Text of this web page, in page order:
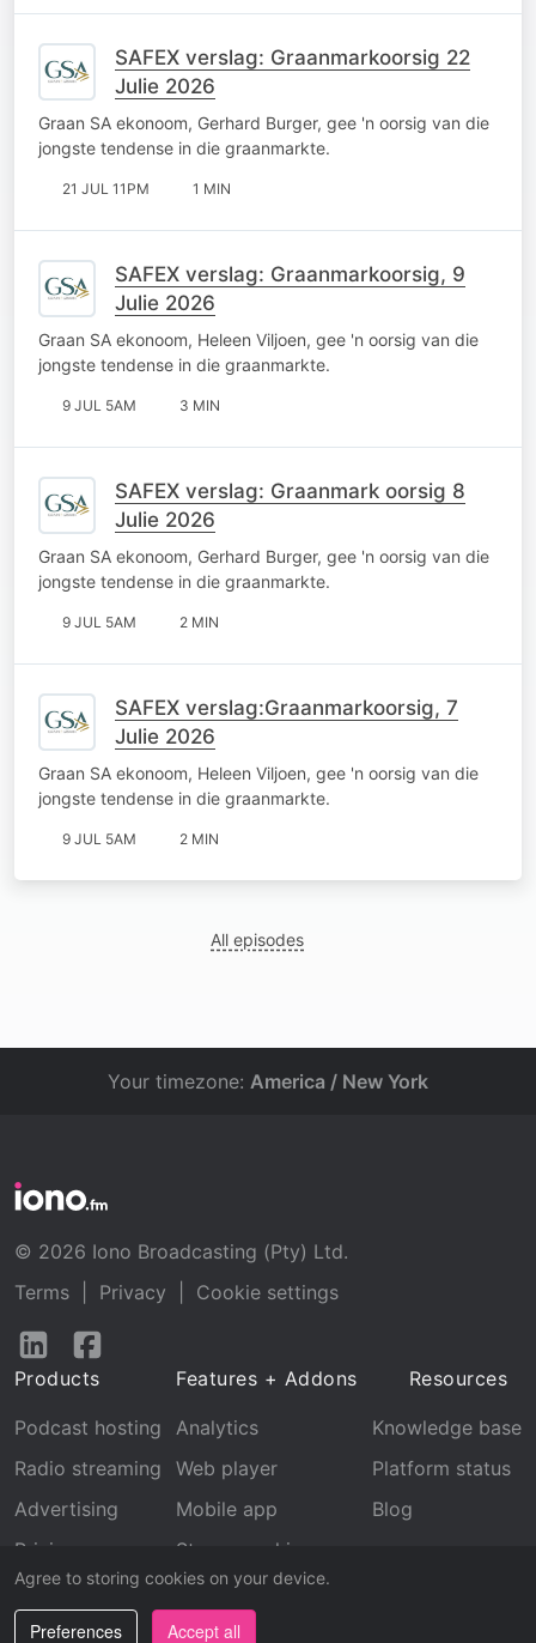
SAFEX verslag: Graanmarkoorsig 22
Julie 2026
Graan SA ekonoom, Gerhard Burger, gee 'n oorsig van die
jongste tendense in die graanmarkte.
21 JUL 11PM 1 MIN
SAFEX verslag: Graanmarkoorsig, 9
Julie 2026
Graan SA ekonoom, Heleen Viljoen, gee 'n oorsig van die
jongste tendense in die graanmarkte.
9 JUL 5AM 3 MIN
SAFEX verslag: Graanmark oorsig 8
Julie 2026
Graan SA ekonoom, Gerhard Burger, gee 'n oorsig van die
jongste tendense in die graanmarkte.
9 JUL 5AM 2 MIN
SAFEX verslag:Graanmarkoorsig, 7
Julie 2026
Graan SA ekonoom, Heleen Viljoen, gee 'n oorsig van die
jongste tendense in die graanmarkte.
9 JUL 5AM 2 MIN
All episodes
Agree to storing cookies on your device.
Preferences Accept all
Your timezone: America / New York
© 2026 Iono Broadcasting (Pty) Ltd.
Terms
Privacy
Cookie settings
Follow
LinkedInFacebook
Products
Podcast hosting
Radio streaming
Advertising
Pricing
Features + Addons
Analytics
Web player
Mobile app
Stream archive
Recognition
Resources
Knowledge base
Platform status
Blog